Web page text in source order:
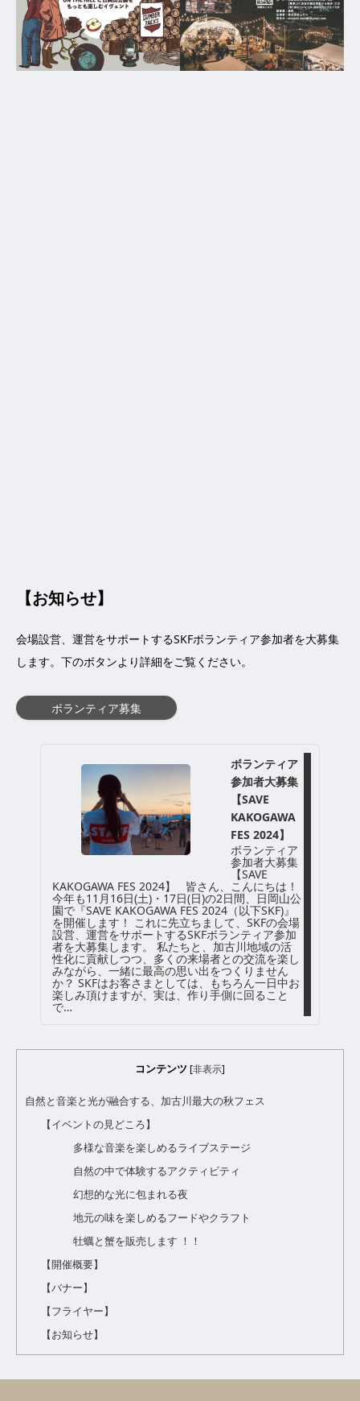
【お知らせ】
会場設営、運営をサポートするSKFボランティア参加者を大募集
します。下のボタンより詳細をご覧ください。
ボランティア募集
ボランティア
参加者大募集
【SAVE
KAKOGAWA
FES 2024】
ボランティア
参加者大募集
【SAVE
KAKOGAWA FES 2024】 皆さん、こんにちは！
今年も11月16日(土)・17日(日)の2日間、日岡山公
園で『SAVE KAKOGAWA FES 2024（以下SKF)』
を開催します！ これに先立ちまして、SKFの会場
設営、運営をサポートするSKFボランティア参加
者を大募集します。 私たちと、加古川地域の活
性化に貢献しつつ、多くの来場者との交流を楽し
みながら、一緒に最高の思い出をつくりません
か？ SKFはお客さまとしては、もちろん一日中お
楽しみ頂けますが、実は、作り手側に回ること
で…
コンテンツ [非表示]
自然と音楽と光が融合する、加古川最大の秋フェス
【イベントの見どころ】
多様な音楽を楽しめるライブステージ
自然の中で体験するアクティビティ
幻想的な光に包まれる夜
地元の味を楽しめるフードやクラフト
牡蠣と蟹を販売します ！！
【開催概要】
【バナー】
【フライヤー】
【お知らせ】